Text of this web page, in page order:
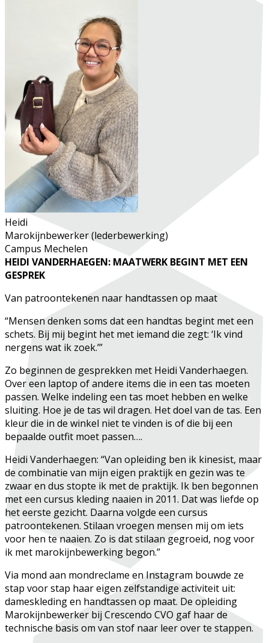
Heidi
Marokijnbewerker (lederbewerking)
Campus Mechelen
HEIDI VANDERHAEGEN: MAATWERK BEGINT MET EEN
GESPREK
Van patroontekenen naar handtassen op maat
“Mensen denken soms dat een handtas begint met een
schets. Bij mij begint het met iemand die zegt: ‘Ik vind
nergens wat ik zoek.’”
Zo beginnen de gesprekken met Heidi Vanderhaegen.
Over een laptop of andere items die in een tas moeten
passen. Welke indeling een tas moet hebben en welke
sluiting. Hoe je de tas wil dragen. Het doel van de tas. Een
kleur die in de winkel niet te vinden is of die bij een
bepaalde outfit moet passen….
Heidi Vanderhaegen: “Van opleiding ben ik kinesist, maar
de combinatie van mijn eigen praktijk en gezin was te
zwaar en dus stopte ik met de praktijk. Ik ben begonnen
met een cursus kleding naaien in 2011. Dat was liefde op
het eerste gezicht. Daarna volgde een cursus
patroontekenen. Stilaan vroegen mensen mij om iets
voor hen te naaien. Zo is dat stilaan gegroeid, nog voor
ik met marokijnbewerking begon.”
Via mond aan mondreclame en Instagram bouwde ze
stap voor stap haar eigen zelfstandige activiteit uit:
dameskleding en handtassen op maat. De opleiding
Marokijnbewerker bij Crescendo CVO gaf haar de
technische basis om van stof naar leer over te stappen.